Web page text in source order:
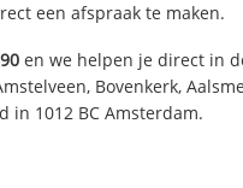
een afspraak te maken.
en we helpen je direct in
Bovenkerk,
in 1012 BC Amsterdam.